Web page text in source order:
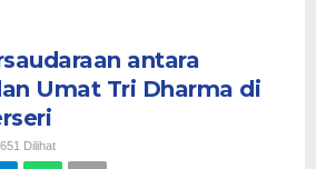
TNI
Umat
Tri
Dharma
di
antara
Umat Tri Dharma di
651 Dilihat